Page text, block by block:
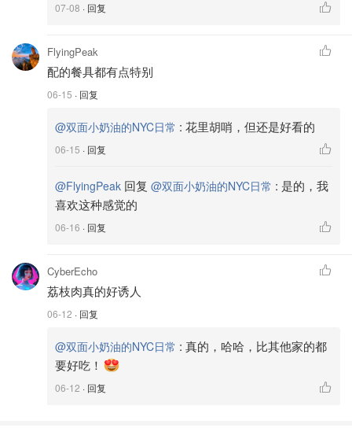
07-08 · 回复
FlyingPeak
配的餐具都有点特别
06-15 · 回复
@双面小奶油的NYC日常 : 花里胡哨，但还是好看的
06-15 · 回复
@FlyingPeak 回复 @双面小奶油的NYC日常 : 是的，我
喜欢这种感觉的
06-16 · 回复
CyberEcho
荔枝肉真的好诱人
06-12 · 回复
@双面小奶油的NYC日常 : 真的，哈哈，比其他家的都
要好吃！
06-12 · 回复